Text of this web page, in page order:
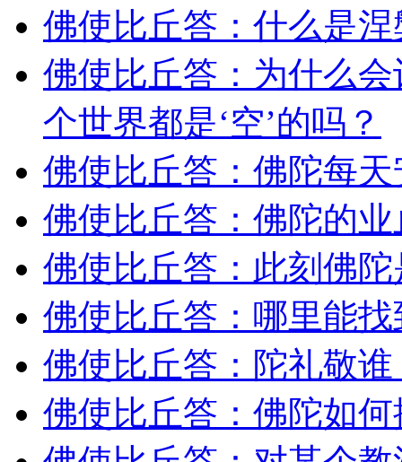
佛使比丘答：什么是涅
佛使比丘答：为什么
个世界都是‘空’的吗？
佛使比丘答：佛陀每
佛使比丘答：佛陀的
佛使比丘答：此刻佛
佛使比丘答：哪里能
佛使比丘答：陀礼敬谁
佛使比丘答：佛陀如